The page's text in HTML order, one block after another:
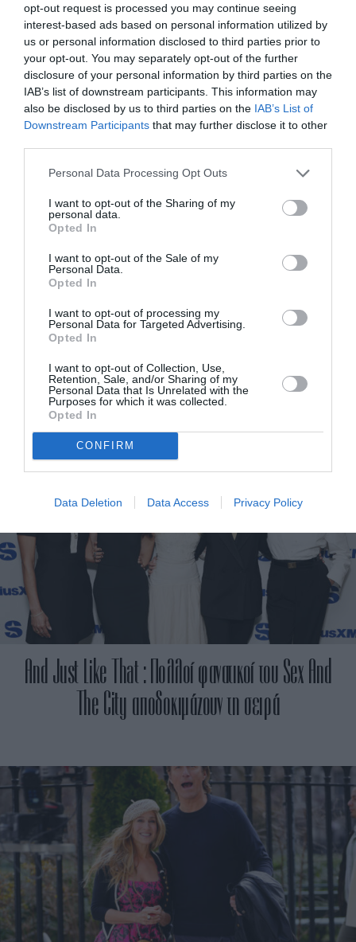
opt-out request is processed you may continue seeing
interest-based ads based on personal information utilized by
us or personal information disclosed to third parties prior to
your opt-out. You may separately opt-out of the further
disclosure of your personal information by third parties on the
IAB’s list of downstream participants. This information may
also be disclosed by us to third parties on the IAB’s List of
Downstream Participants that may further disclose it to other
Personal Data Processing Opt Outs
I want to opt-out of the Sharing of my
personal data.
Opted In
I want to opt-out of the Sale of my
Personal Data.
Opted In
I want to opt-out of processing my
Personal Data for Targeted Advertising.
Opted In
I want to opt-out of Collection, Use,
Retention, Sale, and/or Sharing of my
Personal Data that Is Unrelated with the
Purposes for which it was collected.
Opted In
CONFIRM
Data Deletion Data Access Privacy Policy
Sarah Jessica Parker: Δεν δανείζει ποτέ τα
παπούτσια στις 16χρονες κόρες της και εξηγεί το γιατί
And Just Like That : Πολλοί φανατικοί του Sex And
The City αποδοκιμάζουν τη σειρά